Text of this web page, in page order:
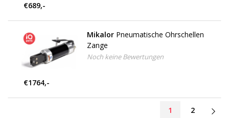
€689,-
Mikalor Pneumatische Ohrschellen
Zange
Noch keine Bewertungen
€1764,-
1 2